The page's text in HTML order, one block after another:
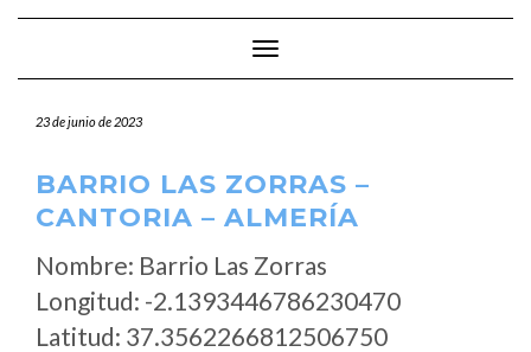
Cambiar modo de navegación
23 de junio de 2023
BARRIO LAS ZORRAS –
CANTORIA – ALMERÍA
Nombre: Barrio Las Zorras
Longitud: -2.1393446786230470
Latitud: 37.3562266812506750